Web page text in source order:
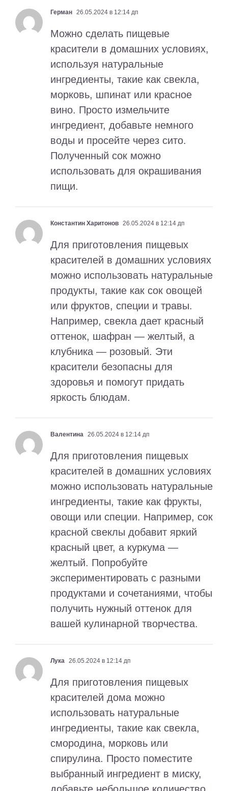
Герман 26.05.2024 в 12:14 дп
Можно сделать пищевые
красители в домашних условиях,
используя натуральные
ингредиенты, такие как свекла,
морковь, шпинат или красное
вино. Просто измельчите
ингредиент, добавьте немного
воды и просейте через сито.
Полученный сок можно
использовать для окрашивания
пищи.
Константин Харитонов 26.05.2024 в 12:14 дп
Для приготовления пищевых
красителей в домашних условиях
можно использовать натуральные
продукты, такие как сок овощей
или фруктов, специи и травы.
Например, свекла дает красный
оттенок, шафран — желтый, а
клубника — розовый. Эти
красители безопасны для
здоровья и помогут придать
яркость блюдам.
Валентина 26.05.2024 в 12:14 дп
Для приготовления пищевых
красителей в домашних условиях
можно использовать натуральные
ингредиенты, такие как фрукты,
овощи или специи. Например, сок
красной свеклы добавит яркий
красный цвет, а куркума —
желтый. Попробуйте
экспериментировать с разными
продуктами и сочетаниями, чтобы
получить нужный оттенок для
вашей кулинарной творчества.
Лука 26.05.2024 в 12:14 дп
Для приготовления пищевых
красителей дома можно
использовать натуральные
ингредиенты, такие как свекла,
смородина, морковь или
спирулина. Просто поместите
выбранный ингредиент в миску,